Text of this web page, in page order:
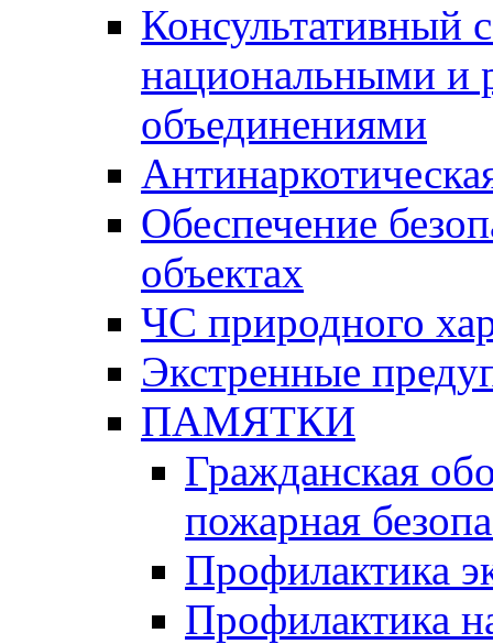
Консультативный
национальными и
объединениями
Обеспечение
объектах
ЧС природного
Экстренные
ПАМЯТКИ
Гражданская
пожарная
Профилактика
Профилактика